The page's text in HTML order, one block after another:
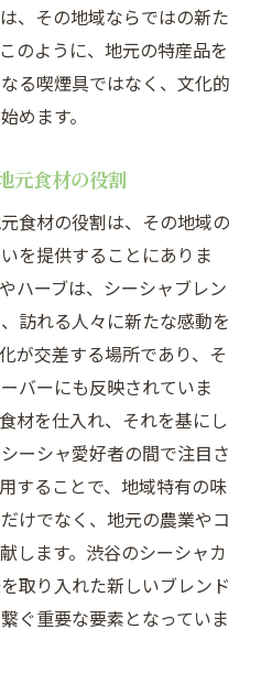
、その地域ならではの新た
のように、地元の特産品を
る喫煙具ではなく、文化的
めます。
元食材の役割
食材の役割は、その地域の
を提供することにありま
ハーブは、シーシャブレン
訪れる人々に新たな感動を
が交差する場所であり、そ
バーにも反映されていま
材を仕入れ、それを基にし
ーシャ愛好者の間で注目さ
することで、地域特有の味
けでなく、地元の農業やコ
します。渋谷のシーシャカ
取り入れた新しいブレンド
ぐ重要な要素となっていま